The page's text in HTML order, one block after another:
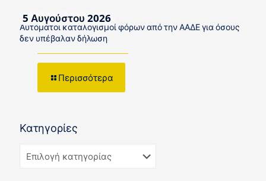
5 Αυγούστου 2026
Αυτόματοι καταλογισμοί φόρων από την ΑΑΔΕ για όσους
δεν υπέβαλαν δήλωση
Περισσότερα
Κατηγορίες